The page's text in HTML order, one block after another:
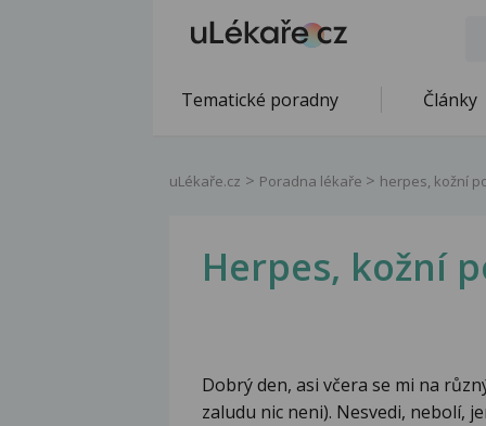
Tematické poradny Články
uLékaře.cz Poradna lékaře herpes, kožní
Herpes, kožní
Dobrý den, asi včera se mi na
zaludu nic neni). Nesvedi, nebolí,